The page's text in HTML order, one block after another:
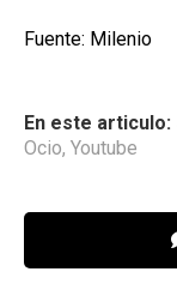
Fuente: Milenio
En este articulo:
Ocio, Youtube